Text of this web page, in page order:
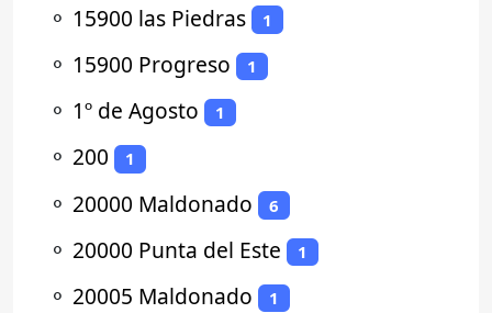
⚬ 15900 las Piedras 1
⚬ 15900 Progreso 1
⚬ 1º de Agosto 1
⚬ 200 1
⚬ 20000 Maldonado 6
⚬ 20000 Punta del Este 1
⚬ 20005 Maldonado 1